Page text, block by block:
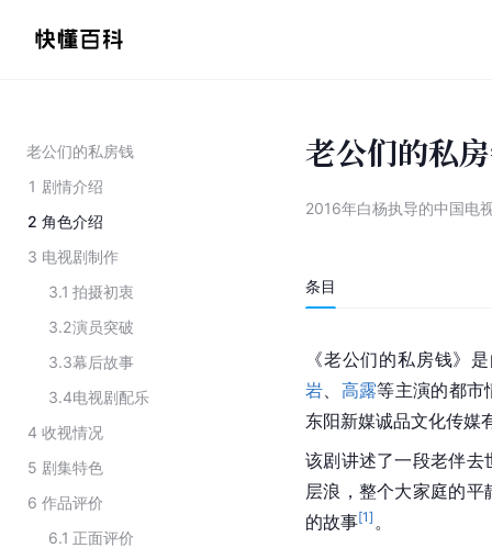
老公们的私房钱
1 剧情介绍
2 角色介绍
3 电视剧制作
3.1 拍摄初衷
3.2演员突破
3.3幕后故事
3.4电视剧配乐
4 收视情况
5 剧集特色
6 作品评价
6.1 正面评价
老公们的私
2016年白杨执导的中国电
条目
《老公们的私房钱》
岩
高露等主演的都市
东阳新媒诚品文化传媒
该剧讲述了一段老伴去
层浪，整个大家庭的
的故事[1] 。